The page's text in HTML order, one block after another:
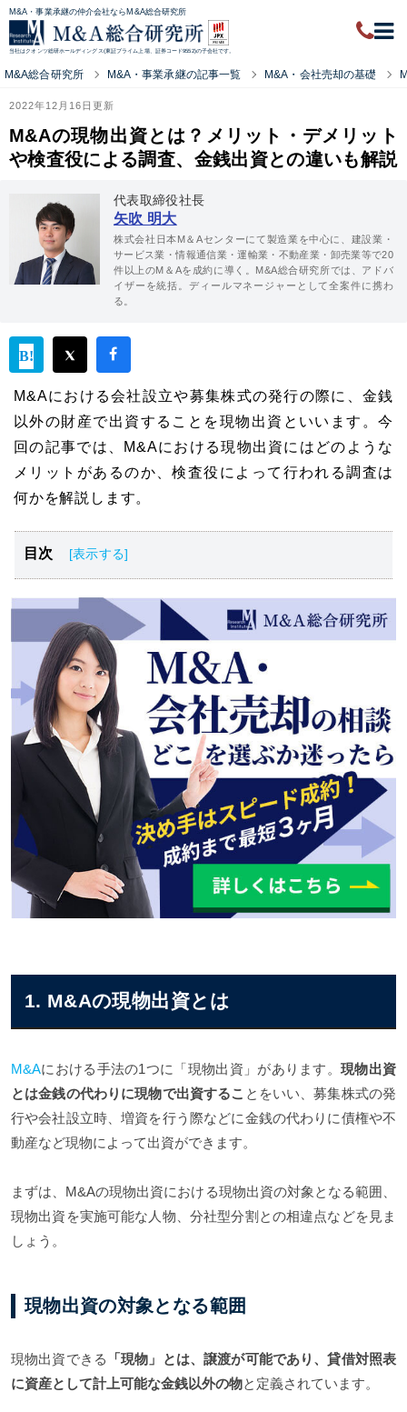
M&A・事業承継の仲介会社ならM&A総合研究所
当社はクオンツ総研ホールディングス(東証プライム上場、証券コード9552)の子会社です。
M&A総合研究所 M&A・事業承継の記事一覧 M&A・会社売却の基礎
2022年12月16日更新
M&Aの現物出資とは？メリット・デメリット
や検査役による調査、金銭出資との違いも解説
代表取締役社長
矢吹 明大
株式会社日本M＆Aセンターにて製造業を中心に、建設業・
サービス業・情報通信業・運輸業・不動産業・卸売業等で20
件以上のM＆Aを成約に導く。M&A総合研究所では、アドバ
イザーを統括。ディールマネージャーとして全案件に携わ
る。
M&Aにおける会社設立や募集株式の発行の際に、金銭
以外の財産で出資することを現物出資といいます。今
回の記事では、M&Aにおける現物出資にはどのような
メリットがあるのか、検査役によって行われる調査は
何かを解説します。
目次
M&Aの現物出資とは
M&Aの現物出資で行われる調査
M&Aで現物出資を行うメリット
M&Aで現物出資を行うデメリット
M&Aで現物出資する際に必要となる手続き
M&Aの現物出資は税金に注意が必要
M&Aの現物出資をする際におすすめの相談先
M&Aの現物出資まとめ
1. M&Aの現物出資とは
M&Aにおける手法の1つに「現物出資」があります。現物出資
とは金銭の代わりに現物で出資するこ とをいい、募集株式の発
行や会社設立時、増資を行う際などに金銭の代わりに債権や不
動産など現物によって出資ができます。
まずは、M&Aの現物出資における現物出資の対象となる範囲、
現物出資を実施可能な人物、分社型分割との相違点などを見ま
しょう。
現物出資の対象となる範囲
現物出資できる
「現物」とは、譲渡が可能であり、貸借対照表
に資産として計上可能な金銭以外の物と定義されています。